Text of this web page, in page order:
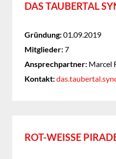
DAS TAUBERTAL
Gründung:01.09.2019
Mitglieder:7
Ansprechpartner: Marcel
Kontakt:
ROT-WEISSE